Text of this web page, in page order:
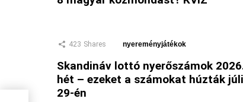
423 Shares nyereményjátékok
Skandináv lottó nyerőszámok
hét – ezeket a számokat húzták
29-én